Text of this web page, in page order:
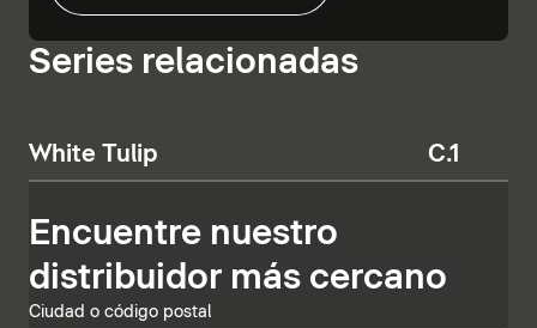
Series relacionadas
White Tulip C.1
Encuentre nuestro
distribuidor más cercano
Ciudad o código postal